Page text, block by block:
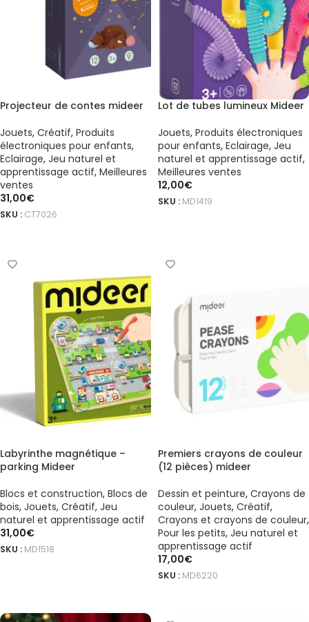
Projecteur de contes mideer
Jouets, Créatif, Produits
électroniques pour enfants,
Eclairage, Jeu naturel et
apprentissage actif, Meilleures
ventes
31,00€
SKU : CT7026
Lot de tubes lumineux Mideer
Jouets, Produits électroniques
pour enfants, Eclairage, Jeu
naturel et apprentissage actif,
Meilleures ventes
12,00€
SKU : MD1419
Labyrinthe magnétique –
parking Mideer
Blocs et construction, Blocs de
bois, Jouets, Créatif, Jeu
naturel et apprentissage actif
31,00€
SKU : MD1518
Premiers crayons de couleur
(12 pièces) mideer
Dessin et peinture, Crayons de
couleur, Jouets, Créatif,
Crayons et crayons de couleur,
Pour les petits, Jeu naturel et
apprentissage actif
17,00€
SKU : MD6220